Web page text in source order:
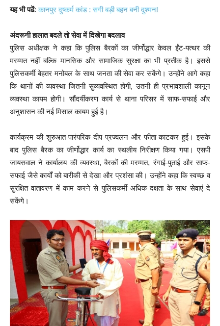
यह भी पढें:कानपुर दुष्कर्म कांड : सगी बड़ी बहन बनी दुश्मन!
अंदरूनी हालात बदले तो सेवा में दिखेगा बदलाव
पुलिस अधीक्षक ने कहा कि पुलिस बैरकों का जीर्णोद्धार केवल ईंट-पत्थर की
मरम्मत नहीं बल्कि मानसिक और सामाजिक सुरक्षा का भी प्रतीक है। इससे
पुलिसकर्मी बेहतर मनोबल के साथ जनता की सेवा कर सकेंगे। उन्होंने आगे कहा
कि थानों की व्यवस्था जितनी सुव्यवस्थित होगी, उतनी ही प्रभावशाली कानून
व्यवस्था कायम होगी। सौंदर्यीकरण कार्य से थाना परिसर में साफ-सफाई और
अनुशासन की नई मिसाल कायम हुई है।
कार्यक्रम की शुरुआत पारंपरिक दीप प्रज्वलन और फीता काटकर हुई। इसके
बाद पुलिस बैरक का जीर्णोद्धार कार्य का स्थलीय निरीक्षण किया गया। एसपी
जायसवाल ने कार्यालय की व्यवस्था, बैरकों की मरम्मत, रंगाई-पुताई और साफ-
सफाई जैसे कार्यों को बारीकी से देखा और प्रशंसा की। उन्होंने कहा कि स्वच्छ व
सुरक्षित वातावरण में काम करने से पुलिसकर्मी अधिक दक्षता के साथ सेवाएं दे
सकेंगे।